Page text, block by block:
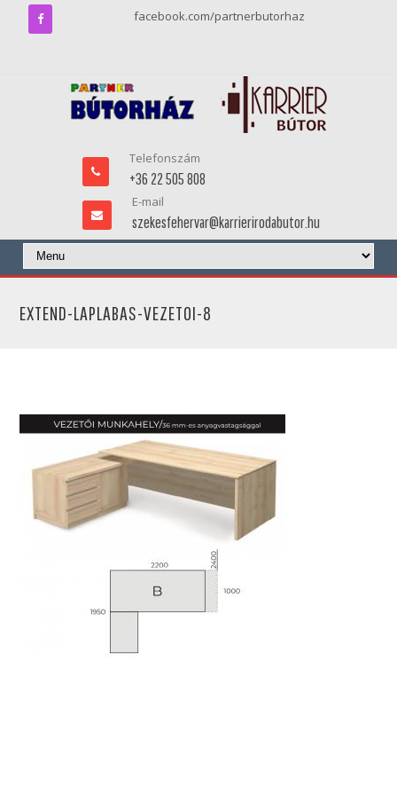
facebook.com/partnerbutorhaz
Telefonszám
+36 22 505 808
E-mail
szekesfehervar@karrierirodabutor.hu
EXTEND-LAPLABAS-VEZETOI-8